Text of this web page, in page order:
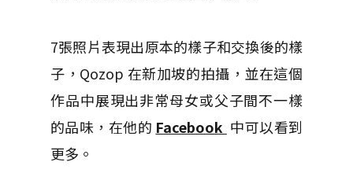
7張照片表現出原本的樣子和交換後的樣
子，Qozop 在新加坡的拍攝，並在這個
作品中展現出非常母女或父子間不一樣
的品味，在他的 Facebook 中可以看到
更多。